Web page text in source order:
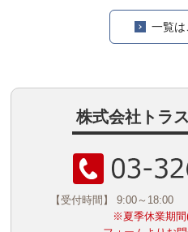
一覧は
株式会社トラ
【受付時間】 9:00～18:00
※夏季休業期間